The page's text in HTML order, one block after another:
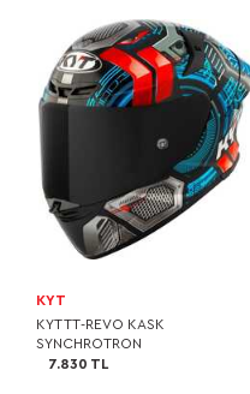
KYT
KYT TT-REVO KASK
SYNCHROTRON
7.830 TL